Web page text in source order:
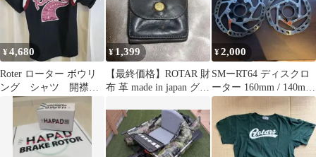
¥4,680
Roter ローター ボウリ
ング シャツ 開襟
半袖 ブラック
¥1,399
【最終価格】ROTAR 財
布 革 made in japan グリ
¥2,000
SMーRT64 ディスクロ
ーター 160mm / 140mm
セット